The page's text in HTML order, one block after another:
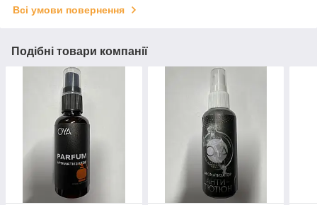
Всі умови повернення
Подібні товари компанії